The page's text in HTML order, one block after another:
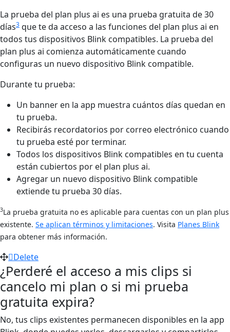
La prueba del plan plus ai es una prueba gratuita de 30
días3 que te da acceso a las funciones del plan plus ai en
todos tus dispositivos Blink compatibles. La prueba del
plan plus ai comienza automáticamente cuando
configuras un nuevo dispositivo Blink compatible.
Durante tu prueba:
Un banner en la app muestra cuántos días quedan en
tu prueba.
Recibirás recordatorios por correo electrónico cuando
tu prueba esté por terminar.
Todos los dispositivos Blink compatibles en tu cuenta
están cubiertos por el plan plus ai.
Agregar un nuevo dispositivo Blink compatible
extiende tu prueba 30 días.
3La prueba gratuita no es aplicable para cuentas con un plan plus
existente. Se aplican términos y limitaciones. Visita Planes Blink
para obtener más información.
Delete
¿Perderé el acceso a mis clips si
cancelo mi plan o si mi prueba
gratuita expira?
No, tus clips existentes permanecen disponibles en la app